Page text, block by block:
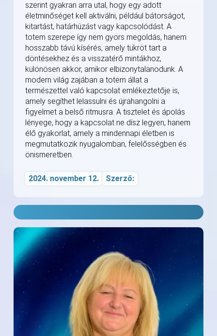
szerint gyakran arra utal, hogy egy adott
életminőséget kell aktiválni, például bátorságot,
kitartást, határhúzást vagy kapcsolódást. A
totem szerepe így nem gyors megoldás, hanem
hosszabb távú kísérés, amely tükröt tart a
döntésekhez és a visszatérő mintákhoz,
különösen akkor, amikor elbizonytalanodunk. A
modern világ zajában a totem állat a
természettel való kapcsolat emlékeztetője is,
amely segíthet lelassulni és újrahangolni a
figyelmet a belső ritmusra. A tisztelet és ápolás
lényege, hogy a kapcsolat ne dísz legyen, hanem
élő gyakorlat, amely a mindennapi életben is
megmutatkozik nyugalomban, felelősségben és
önismeretben.
2024. november 12. Szerző: